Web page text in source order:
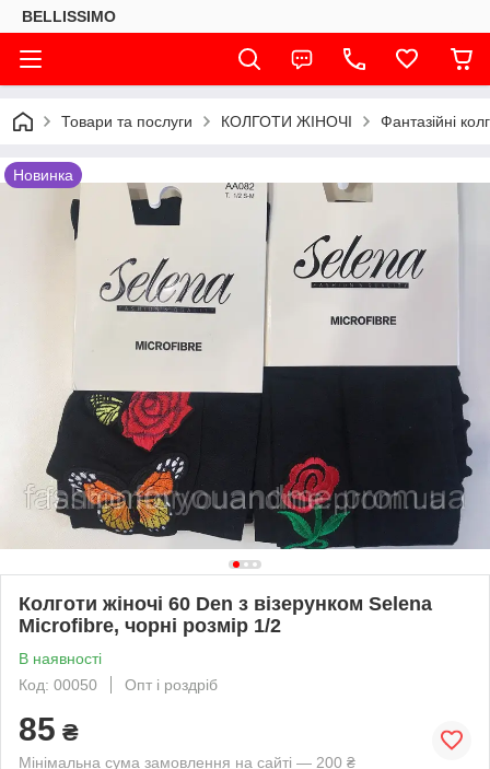
BELLISSIMO
Товари та послуги КОЛГОТИ ЖІНОЧІ Фантазійні
Новинка
Колготи жіночі 60 Den з візерунком Selena
Microfibre, чорні розмір 1/2
В наявності
Код: 00050
Опт і роздріб
85 ₴
Мінімальна сума замовлення на сайті — 200 ₴